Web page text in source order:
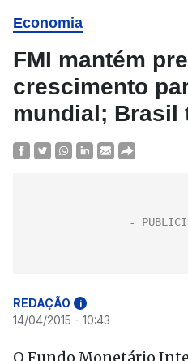
Economia
FMI mantém
crescimento
mundial; Brasil
REDAÇÃO i
14/04/2015 - 10:43